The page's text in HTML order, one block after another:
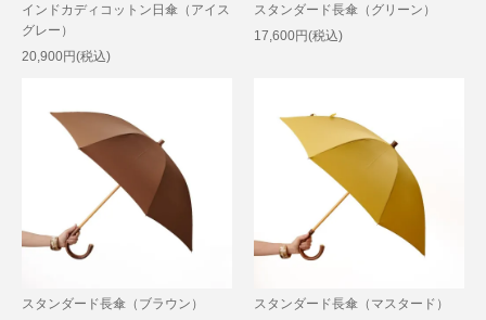
インドカディコットン日傘（アイス
グレー）
20,900円(税込)
スタンダード長傘（グリーン）
17,600円(税込)
スタンダード長傘（ブラウン）
スタンダード長傘（マスタード）